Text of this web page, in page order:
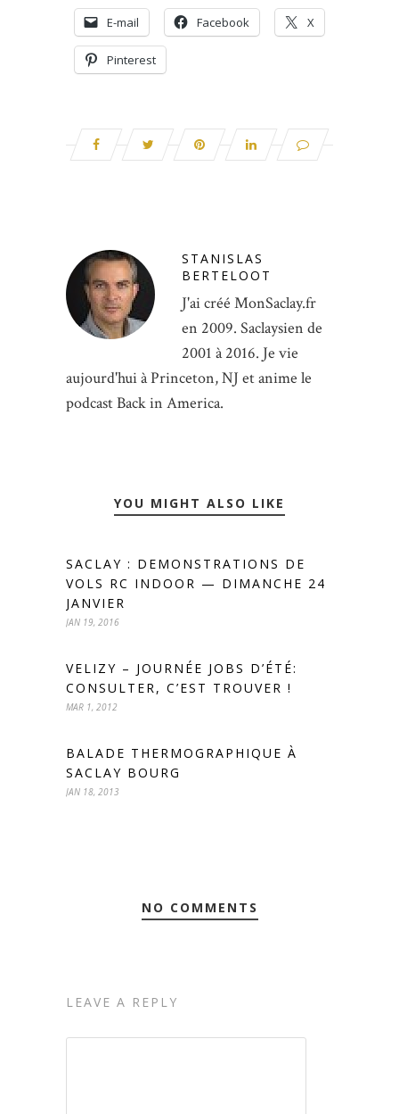
E-mail Facebook X
Pinterest
STANISLAS
BERTELOOT
J'ai créé MonSaclay.fr
en 2009. Saclaysien de
2001 à 2016. Je vie
aujourd'hui à Princeton, NJ et anime le
podcast Back in America.
YOU MIGHT ALSO LIKE
SACLAY : DEMONSTRATIONS DE
VOLS RC INDOOR — DIMANCHE 24
JANVIER
JAN 19, 2016
VELIZY – JOURNÉE JOBS D’ÉTÉ:
CONSULTER, C’EST TROUVER !
MAR 1, 2012
BALADE THERMOGRAPHIQUE À
SACLAY BOURG
JAN 18, 2013
NO COMMENTS
LEAVE A REPLY